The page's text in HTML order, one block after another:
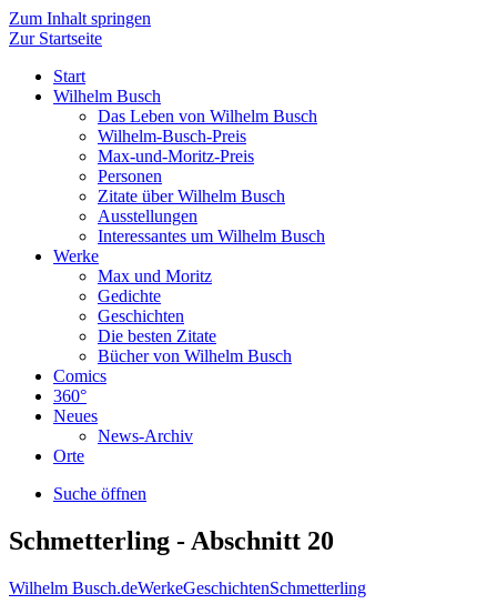
Zum Inhalt springen
Zur Startseite
Start
Wilhelm Busch
Das Leben von Wilhelm Busch
Wilhelm-Busch-Preis
Max-und-Moritz-Preis
Personen
Zitate über Wilhelm Busch
Ausstellungen
Interessantes um Wilhelm Busch
Werke
Max und Moritz
Gedichte
Geschichten
Die besten Zitate
Bücher von Wilhelm Busch
Comics
360°
Neues
News-Archiv
Orte
Suche öffnen
Schmetterling - Abschnitt 20
Wilhelm Busch.deWerkeGeschichtenSchmetterling